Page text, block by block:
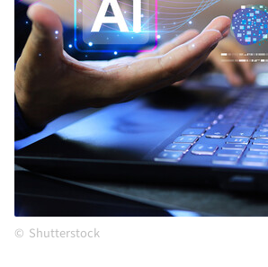
Shutterstock